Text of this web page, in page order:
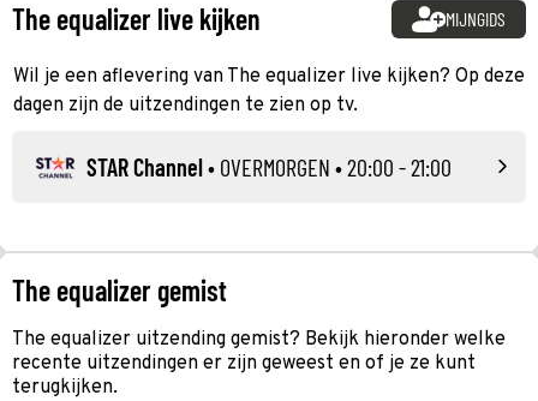
The equalizer live kijken MIJNGIDS
Wil je een aflevering van The equalizer live kijken? Op deze
dagen zijn de uitzendingen te zien op tv.
STAR Channel• OVERMORGEN • 20:00 - 21:00
The equalizer gemist
The equalizer uitzending gemist? Bekijk hieronder welke
recente uitzendingen er zijn geweest en of je ze kunt
terugkijken.